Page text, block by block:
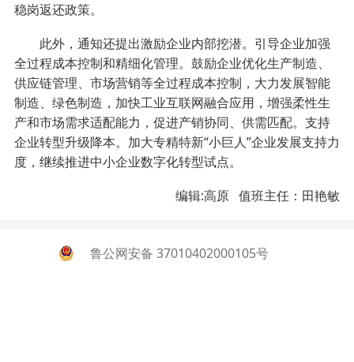
稳岗返还政策。
此外，通知还提出激励企业内部挖潜。引导企业加强
全过程成本控制和精细化管理。鼓励企业优化生产制造、
供应链管理、市场营销等全过程成本控制，大力发展智能
制造、绿色制造，加快工业互联网融合应用，增强柔性生
产和市场需求适配能力，促进产销协同、供需匹配。支持
企业转型升级降本。加大专精特新“小巨人”企业发展支持力
度，继续推进中小企业数字化转型试点。
编辑:高原 值班主任：田艳敏
鲁公网安备 37010402000105号